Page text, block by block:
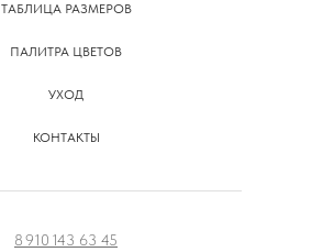
ТАБЛИЦА РАЗМЕРОВ
ПАЛИТРА ЦВЕТОВ
УХОД
КОНТАКТЫ
8 910 143 63 45